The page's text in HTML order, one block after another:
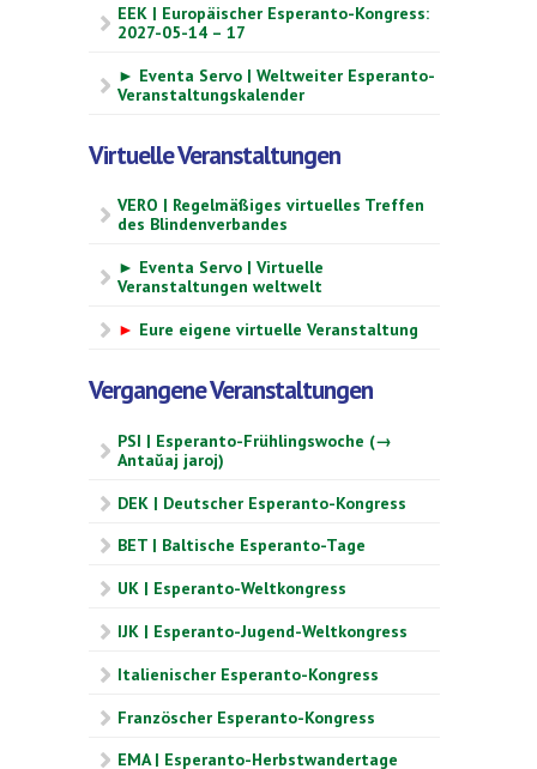
EEK | Europäischer Esperanto-Kongress:
2027-05-14 – 17
► Eventa Servo | Weltweiter Esperanto-
Veranstaltungskalender
Virtuelle Veranstaltungen
VERO | Regelmäßiges virtuelles Treffen
des Blindenverbandes
► Eventa Servo | Virtuelle
Veranstaltungen weltwelt
► Eure eigene virtuelle Veranstaltung
Vergangene Veranstaltungen
PSI | Esperanto-Frühlingswoche (→
Antaŭaj jaroj)
DEK | Deutscher Esperanto-Kongress
BET | Baltische Esperanto-Tage
UK | Esperanto-Weltkongress
IJK | Esperanto-Jugend-Weltkongress
Italienischer Esperanto-Kongress
Französcher Esperanto-Kongress
EMA | Esperanto-Herbstwandertage